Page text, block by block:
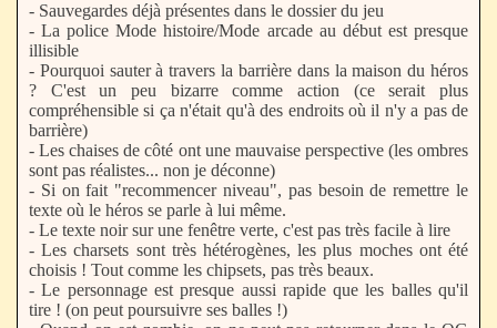
- Sauvegardes déjà présentes dans le dossier du jeu
- La police Mode histoire/Mode arcade au début est presque
illisible
- Pourquoi sauter à travers la barrière dans la maison du héros
? C'est un peu bizarre comme action (ce serait plus
compréhensible si ça n'était qu'à des endroits où il n'y a pas de
barrière)
- Les chaises de côté ont une mauvaise perspective (les ombres
sont pas réalistes... non je déconne)
- Si on fait "recommencer niveau", pas besoin de remettre le
texte où le héros se parle à lui même.
- Le texte noir sur une fenêtre verte, c'est pas très facile à lire
- Les charsets sont très hétérogènes, les plus moches ont été
choisis ! Tout comme les chipsets, pas très beaux.
- Le personnage est presque aussi rapide que les balles qu'il
tire ! (on peut poursuivre ses balles !)